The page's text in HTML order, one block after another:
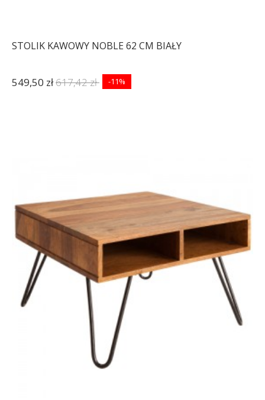
STOLIK KAWOWY NOBLE 62 CM BIAŁY
549,50 zł617,42 zł -11%